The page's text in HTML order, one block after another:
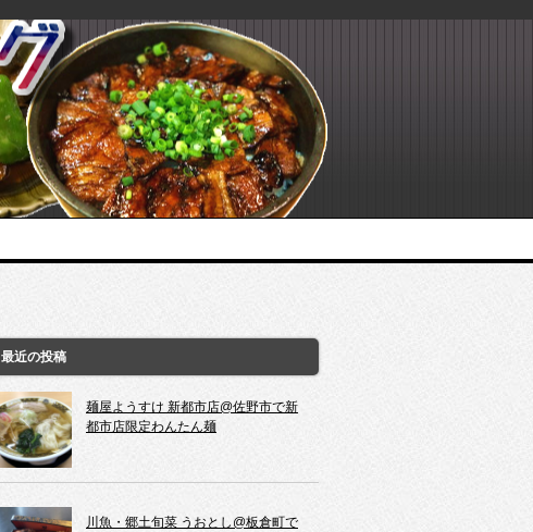
最近の投稿
麺屋ようすけ 新都市店@佐野市で新
都市店限定わんたん麺
川魚・郷土旬菜 うおとし@板倉町で